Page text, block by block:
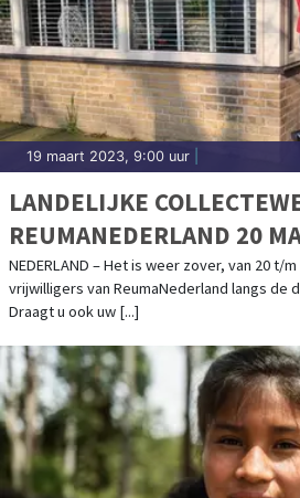
19 maart 2023, 9:00 uur
LANDELIJKE
REUMANEDERLAND 20
NEDERLAND – Het is weer zover, van 20 t/
vrijwilligers van ReumaNederland langs de
Draagt u ook uw [...]